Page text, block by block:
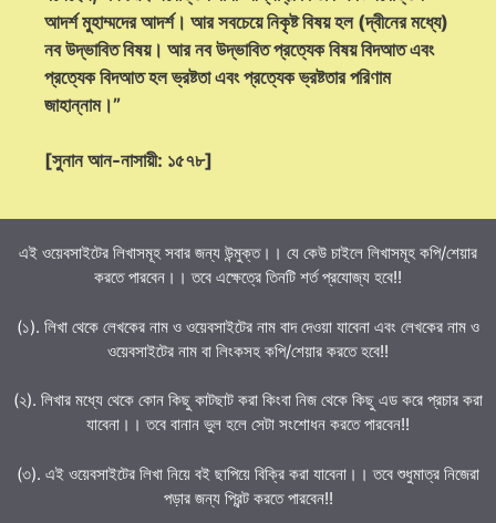
আদর্শ মুহাম্মদের আদর্শ। আর সবচেয়ে নিকৃষ্ট বিষয় হল (দ্বীনের মধ্যে)
নব উদ্ভাবিত বিষয়। আর নব উদ্ভাবিত প্রত্যেক বিষয় বিদআত এবং
প্রত্যেক বিদআত হল ভ্রষ্টতা এবং প্রত্যেক ভ্রষ্টতার পরিণাম
জাহান্নাম।”
[সুনান আন-নাসায়ী: ১৫৭৮]
এই ওয়েবসাইটের লিখাসমূহ সবার জন্য উন্মুক্ত।। যে কেউ চাইলে লিখাসমূহ কপি/শেয়ার
করতে পারবেন।। তবে এক্ষেত্রে তিনটি শর্ত প্রযোজ্য হবে!!
(১). লিখা থেকে লেখকের নাম ও ওয়েবসাইটের নাম বাদ দেওয়া যাবেনা এবং লেখকের নাম ও
ওয়েবসাইটের নাম বা লিংকসহ কপি/শেয়ার করতে হবে!!
(২). লিখার মধ্যে থেকে কোন কিছু কাটছাট করা কিংবা নিজ থেকে কিছু এড করে প্রচার করা
যাবেনা।। তবে বানান ভুল হলে সেটা সংশোধন করতে পারবেন!!
(৩). এই ওয়েবসাইটের লিখা নিয়ে বই ছাপিয়ে বিক্রি করা যাবেনা।। তবে শুধুমাত্র নিজেরা
পড়ার জন্য প্রিন্ট করতে পারবেন!!